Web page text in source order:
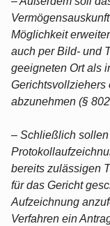
Möglichkeit
auch per Bild- und
geeigneten Ort als
Gerichtsvollziehers
abzunehmen (§
– Schließlich
bereits zulässigen
für das Gericht
Aufzeichnung
Verfahren ein